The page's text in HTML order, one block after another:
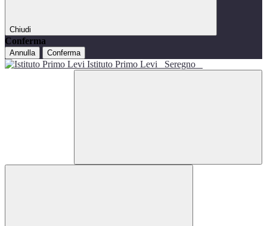
Chiudi
Conferma
Annulla Conferma
Istituto Primo Levi Seregno